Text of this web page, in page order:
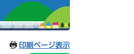
印刷ページ表示